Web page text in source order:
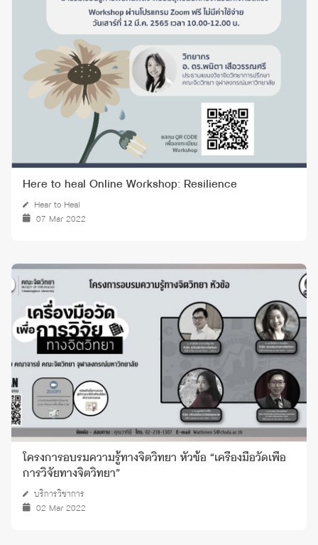
Here to heal Online Workshop: Resilience
Hear to Heal
07 Mar 2022
โครงการอบรมความรู้ทางจิตวิทยา หัวข้อ “เครื่องมือวัดเพื่อ
การวิจัยทางจิตวิทยา”
บริการวิชาการ
02 Mar 2022